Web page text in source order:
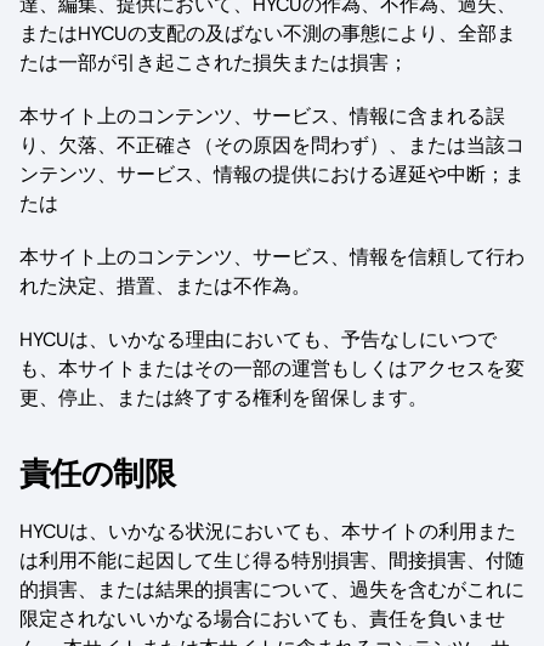
またはHYCUの支配の及ばない不測の事態により、全部ま
たは一部が引き起こされた損失または損害；
本サイト上のコンテンツ、サービス、情報に含まれる誤
り、欠落、不正確さ（その原因を問わず）、または当該コ
ンテンツ、サービス、情報の提供における遅延や中断；ま
たは
本サイト上のコンテンツ、サービス、情報を信頼して行わ
れた決定、措置、または不作為。
HYCUは、いかなる理由においても、予告なしにいつで
も、本サイトまたはその一部の運営もしくはアクセスを変
更、停止、または終了する権利を留保します。
責任の制限
HYCUは、いかなる状況においても、本サイトの利用また
は利用不能に起因して生じ得る特別損害、間接損害、付随
的損害、または結果的損害について、過失を含むがこれに
限定されないいかなる場合においても、責任を負いませ